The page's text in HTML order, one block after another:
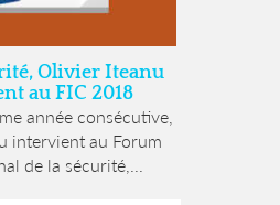
Olivier Iteanu
au FIC 2018
année consécutive,
intervient au Forum
de la sécurité,...